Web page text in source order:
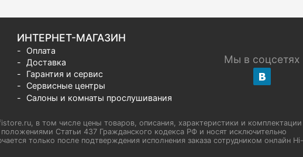
ИНТЕРНЕТ-МАГАЗИН
Оплата
Доставка
Гарантия и сервис
Сервисные центры
Салоны и комнаты прослушивания
Мы в соцсетях
в том числе цены товаров, описания, характеристики и комплектации
Статьи 437 Гражданского кодекса РФ и носят исключительно
только после подтверждения исполнения заказа сотрудником онлайн